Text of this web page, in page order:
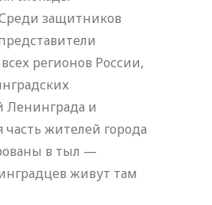
защитников
регионов России,
Ленинграда и
часть жителей города
в тыл —
живут там